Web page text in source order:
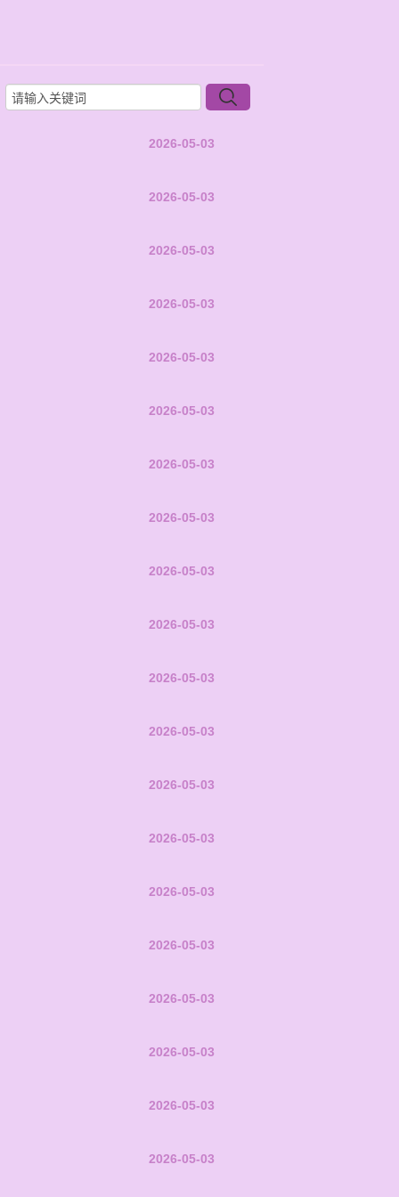
2026-05-03
2026-05-03
2026-05-03
2026-05-03
2026-05-03
2026-05-03
2026-05-03
2026-05-03
2026-05-03
2026-05-03
2026-05-03
2026-05-03
2026-05-03
2026-05-03
2026-05-03
2026-05-03
2026-05-03
2026-05-03
2026-05-03
2026-05-03